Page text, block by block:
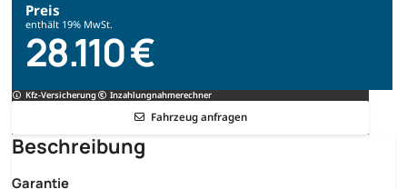
Preis
enthält 19% MwSt.
28.110 €
Kfz-Versicherung Inzahlungnahmerechner
Fahrzeug anfragen
Beschreibung
Garantie